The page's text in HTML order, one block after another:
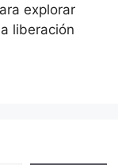
explorar
liberación